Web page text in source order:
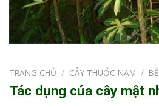
TRANG CHỦ / CÂY THUỐC NAM /
Tác dụng của cây mật